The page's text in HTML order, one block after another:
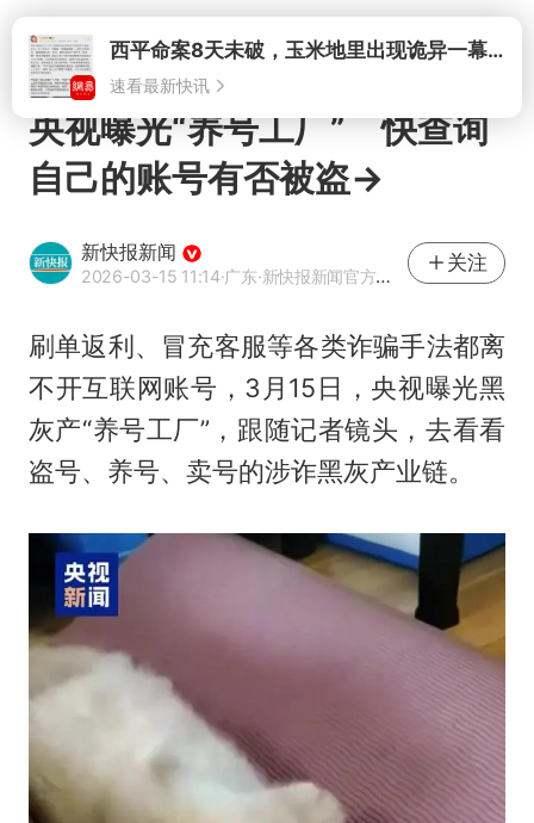
打开西平命案8天未破，玉米地里出现诡异一幕，我突然想起了欧金中
速看最新快讯
央视曝光“养号工厂” 快查询
自己的账号有否被盗→
新快报新闻
2026-03-15 11:14·广东·新快报新闻官方网易号
关注
刷单返利、冒充客服等各类诈骗手法都离
不开互联网账号，3月15日，央视曝光黑
灰产“养号工厂”，跟随记者镜头，去看看
盗号、养号、卖号的涉诈黑灰产业链。